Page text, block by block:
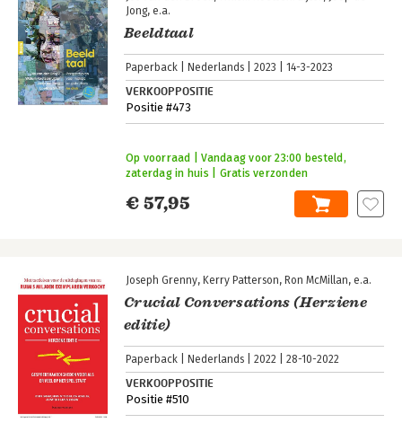
Jong e.a.
Beeldtaal
Paperback Nederlands 2023 14-3-2023
VERKOOPPOSITIE
Positie #473
€ 57,95
Op voorraad | Vandaag voor 23:00 besteld,
zaterdag in huis | Gratis verzonden
Joseph Grenny Kerry Patterson Ron McMillan e.a.
Crucial Conversations (Herziene
editie)
Paperback Nederlands 2022 28-10-2022
VERKOOPPOSITIE
Positie #510